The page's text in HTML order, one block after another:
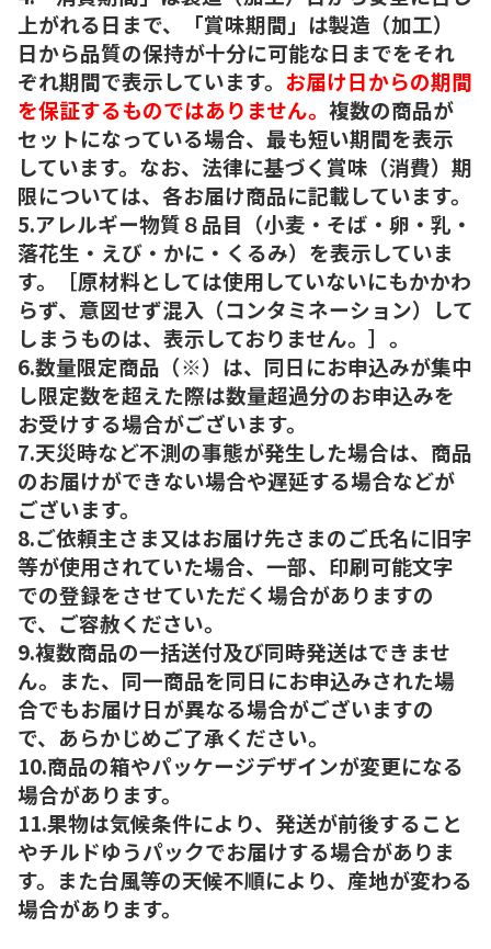
上がれる日まで、「賞味期間」は製造（加工）
日から品質の保持が十分に可能な日までをそれ
ぞれ期間で表示しています。 お届け日からの期間
を保証するものではありません。 複数の商品が
セットになっている場合、最も短い期間を表示
しています。なお、法律に基づく賞味（消費）期
限については、各お届け商品に記載しています。
5.アレルギー物質８品目（小麦・そば・卵・乳・
落花生・えび・かに・くるみ）を表示していま
す。［原材料としては使用していないにもかかわ
らず、意図せず混入（コンタミネーション）して
しまうものは、表示しておりません。］。
6.数量限定商品（※）は、同日にお申込みが集中
し限定数を超えた際は数量超過分のお申込みを
お受けする場合がございます。
7.天災時など不測の事態が発生した場合は、商品
のお届けができない場合や遅延する場合などが
ございます。
8.ご依頼主さま又はお届け先さまのご氏名に旧字
等が使用されていた場合、一部、印刷可能文字
での登録をさせていただく場合がありますの
で、ご容赦ください。
9.複数商品の一括送付及び同時発送はできませ
ん。また、同一商品を同日にお申込みされた場
合でもお届け日が異なる場合がございますの
で、あらかじめご了承ください。
10.商品の箱やパッケージデザインが変更になる
場合があります。
11.果物は気候条件により、発送が前後すること
やチルドゆうパックでお届けする場合がありま
す。また台風等の天候不順により、産地が変わる
場合があります。